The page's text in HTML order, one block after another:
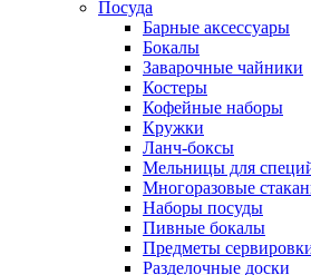
Посуда
Барные аксессуары
Бокалы
Заварочные чайники
Костеры
Кофейные наборы
Кружки
Ланч-боксы
Мельницы для
Многоразовые
Наборы посуды
Пивные бокалы
Предметы
Разделочные доски